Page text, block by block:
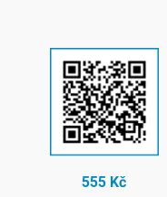
555 Kč